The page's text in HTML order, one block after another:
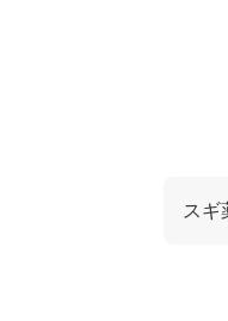
スギ